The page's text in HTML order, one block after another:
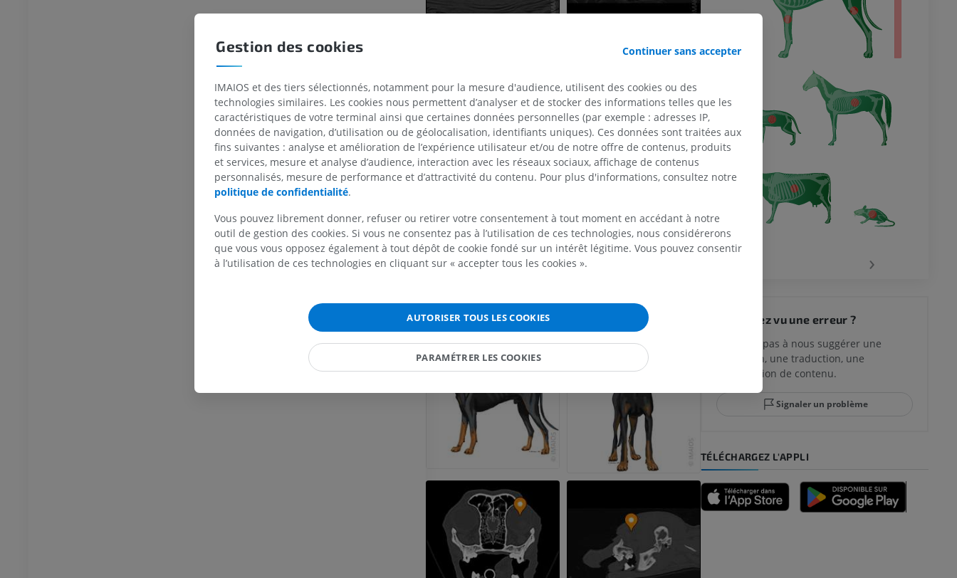
Bovin - Ostéologie Cheval - Ostéologie
Cheval - carpe
TDM
PREMIUM
Cheval - Myologie
Illustrations
PREMIUM
Cheval - Doigt
IRM
PREMIUM
PREMIUM
Cheval - Tête
›
Vous avez vu une erreur ?
N’hésitez pas à nous suggérer une
correction, une traduction, une
amélioration de contenu.
Signaler un problème
TÉLÉCHARGEZ L'APPLI
Gestion des cookies Continuer sans accepter
IMAIOS et des tiers sélectionnés, notamment pour la mesure d'audience, utilisent des cookies ou des
technologies similaires. Les cookies nous permettent d’analyser et de stocker des informations telles que les
caractéristiques de votre terminal ainsi que certaines données personnelles (par exemple : adresses IP,
données de navigation, d’utilisation ou de géolocalisation, identifiants uniques). Ces données sont traitées aux
fins suivantes : analyse et amélioration de l’expérience utilisateur et/ou de notre offre de contenus, produits
et services, mesure et analyse d’audience, interaction avec les réseaux sociaux, affichage de contenus
personnalisés, mesure de performance et d’attractivité du contenu. Pour plus d'informations, consultez notre
politique de confidentialité.
Vous pouvez librement donner, refuser ou retirer votre consentement à tout moment en accédant à notre
outil de gestion des cookies. Si vous ne consentez pas à l’utilisation de ces technologies, nous considérerons
que vous vous opposez également à tout dépôt de cookie fondé sur un intérêt légitime. Vous pouvez consentir
à l’utilisation de ces technologies en cliquant sur « accepter tous les cookies ».
AUTORISER TOUS LES COOKIES
PARAMÉTRER LES COOKIES